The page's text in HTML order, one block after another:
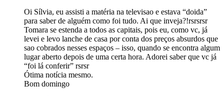
Oi Sílvia, eu assisti a matéria na televisao e estava “doida”
para saber de alguém como foi tudo. Ai que inveja?!rsrsrsr
Tomara se estenda a todos as capitais, pois eu, como vc, já
levei e levo lanche de casa por conta dos preços absurdos que
sao cobrados nesses espaços – isso, quando se encontra algum
lugar aberto depois de uma certa hora. Adorei saber que vc já
“foi lá conferir” rsrsr
Ótima notícia mesmo.
Bom domingo